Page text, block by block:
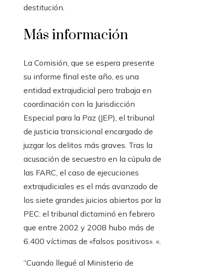
destitución.
Más información
La Comisión, que se espera presente
su informe final este año, es una
entidad extrajudicial pero trabaja en
coordinación con la Jurisdicción
Especial para la Paz (JEP), el tribunal
de justicia transicional encargado de
juzgar los delitos más graves. Tras la
acusación de secuestro en la cúpula de
las FARC, el caso de ejecuciones
extrajudiciales es el más avanzado de
los siete grandes juicios abiertos por la
PEC: el tribunal dictaminó en febrero
que entre 2002 y 2008 hubo más de
6.400 víctimas de «falsos positivos». «.
“Cuando llegué al Ministerio de